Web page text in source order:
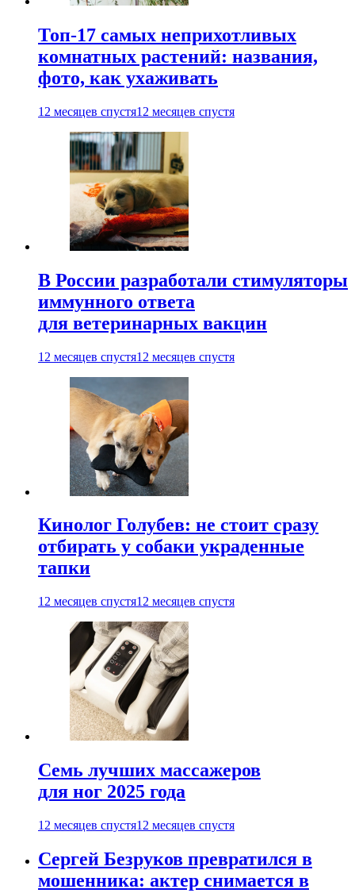
Топ-17 самых неприхотливых
комнатных растений: названия,
фото, как ухаживать
12 месяцев спустя12 месяцев спустя
В России разработали стимуляторы
иммунного ответа
для ветеринарных вакцин
12 месяцев спустя12 месяцев спустя
Кинолог Голубев: не стоит сразу
отбирать у собаки украденные
тапки
12 месяцев спустя12 месяцев спустя
Семь лучших массажеров
для ног 2025 года
12 месяцев спустя12 месяцев спустя
Сергей Безруков превратился в
мошенника: актер снимается в